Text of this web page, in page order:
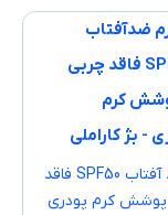
کرم ضد آفتاب SPF50 فاقد
پوشش کرم پودری